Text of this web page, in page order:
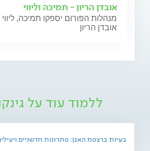
אובדן הריון - תמיכה וליווי
מנהלות הפורום יספקו תמיכה, ליווי
אובדן הריון
ללמוד עוד על
בעיות ברצפת האגן: פתרונות חדשניים